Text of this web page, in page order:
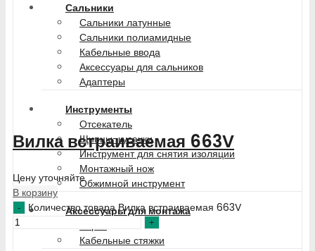
Сальники
Сальники латунные
Сальники полиамидные
Кабельные ввода
Аксессуары для сальников
Адаптеры
Инструменты
Отсекатель
Щипцы-кусачки
Инструмент для снятия изоляции
Монтажный нож
Обжимной инструмент
Аксессуары для монтажа
Бирки
Кабельные стяжки
Вилка встраиваемая 663V
Цену уточняйте
В корзину
Количество товара Вилка встраиваемая 663V